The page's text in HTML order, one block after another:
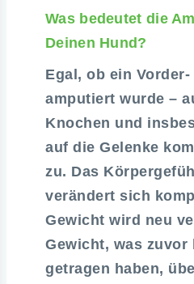
Was bedeutet die
Deinen Hund?
Egal, ob ein
amputiert wurde –
Knochen und
auf die Gelenke
zu. Das
verändert sich
Gewicht wird neu
Gewicht, was zuvor
getragen haben,